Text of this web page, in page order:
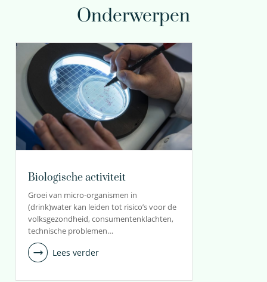
Onderwerpen
Biologische activiteit
Groei van micro-organismen in
(drink)water kan leiden tot risico’s voor de
volksgezondheid, consumentenklachten,
technische problemen…
Lees verder